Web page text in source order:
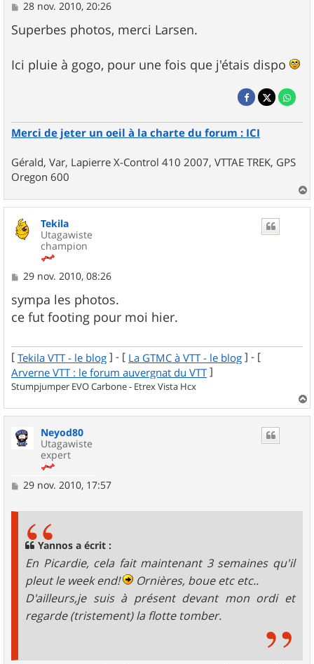
M
s
s
g
e
28 nov. 2010, 20:26
Superbes photos, merci Larsen.
Ici pluie à gogo, pour une fois que j'étais dispo
Merci de jeter un oeil à la charte du forum : ICI
Gérald, Var, Lapierre X-Control 410 2007, VTTAE TREK, GPS
Oregon 600
a
u
Tekila
Utagawiste
champion
M
s
s
a
29 nov. 2010, 08:26
sympa les photos.
ce fut footing pour moi hier.
[ Tekila VTT - le blog ] - [ La GTMC à VTT - le blog ] - [
Arverne VTT : le forum auvergnat du VTT ]
Stumpjumper EVO Carbone - Etrex Vista Hcx
a
Neyod80
Utagawiste
expert
M
29 nov. 2010, 17:57
Yannos a écrit :
En Picardie, cela fait maintenant 3 semaines qu'il
pleut le week end!
Ornières, boue etc etc..
D'ailleurs,je suis à présent devant mon ordi et
regarde (tristement) la flotte tomber.